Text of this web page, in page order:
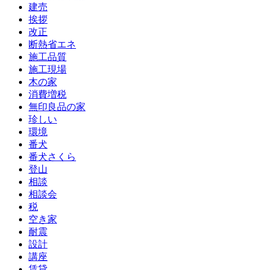
建売
挨拶
改正
断熱省エネ
施工品質
施工現場
木の家
消費増税
無印良品の家
珍しい
環境
番犬
番犬さくら
登山
相談
相談会
税
空き家
耐震
設計
講座